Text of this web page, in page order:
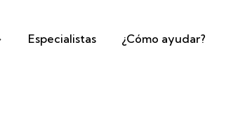
Especialistas ¿Cómo ayudar?